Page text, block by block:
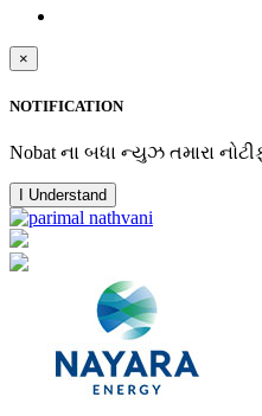
×
NOTIFICATION
Nobat ના બધા ન્યુઝ તમારા
I Understand